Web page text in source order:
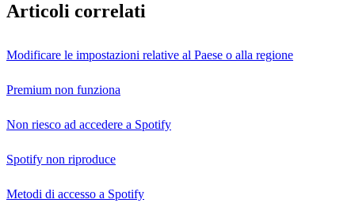
Articoli correlati
Modificare le impostazioni relative al Paese o alla regione
Premium non funziona
Non riesco ad accedere a Spotify
Spotify non riproduce
Metodi di accesso a Spotify